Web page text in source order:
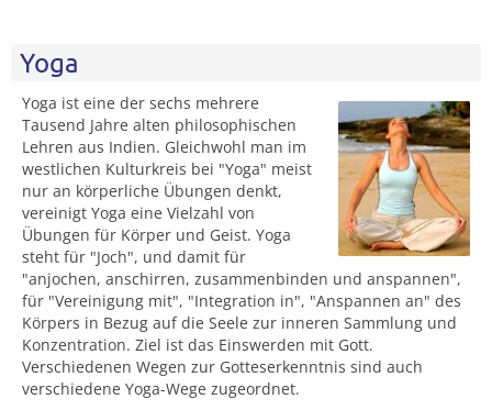
Yoga
Yoga ist eine der sechs mehrere
Tausend Jahre alten philosophischen
Lehren aus Indien. Gleichwohl man im
westlichen Kulturkreis bei "Yoga" meist
nur an körperliche Übungen denkt,
vereinigt Yoga eine Vielzahl von
Übungen für Körper und Geist. Yoga
steht für "Joch", und damit für
"anjochen, anschirren, zusammenbinden und anspannen",
für "Vereinigung mit", "Integration in", "Anspannen an" des
Körpers in Bezug auf die Seele zur inneren Sammlung und
Konzentration. Ziel ist das Einswerden mit Gott.
Verschiedenen Wegen zur Gotteserkenntnis sind auch
verschiedene Yoga-Wege zugeordnet.